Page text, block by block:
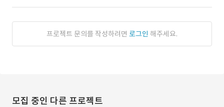
프로젝트 문의를 작성하려면 로그인 해주세요.
모집 중인 다른 프로젝트